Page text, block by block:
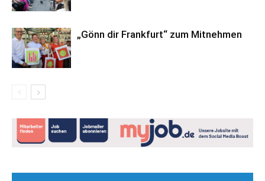
„Gönn dir Frankfurt“ zum Mitnehmen